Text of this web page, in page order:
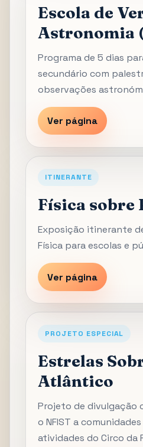
Escola de
Astronomia
Programa de 5 dias
secundário com
observações
Ver página
ITINERANTE
Física sobre
Exposição itinerante
Física para escolas e
Ver página
PROJETO ESPECIAL
Estrelas
Atlântico
Projeto de divulgação
o NFIST a
atividades do Circo da